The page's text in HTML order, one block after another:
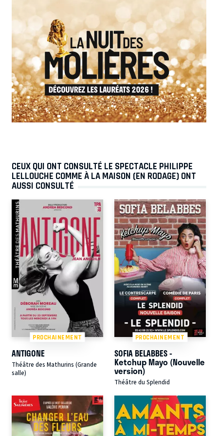
CEUX QUI ONT CONSULTÉ LE SPECTACLE PHILIPPE
LELLOUCHE COMME À LA MAISON (EN RODAGE) ONT
AUSSI CONSULTÉ
PROCHAINEMENT
ANTIGONE
Théâtre des Mathurins (Grande
salle)
PROCHAINEMENT
SOFIA BELABBES -
Ketchup Mayo (Nouvelle
version)
Théâtre du Splendid